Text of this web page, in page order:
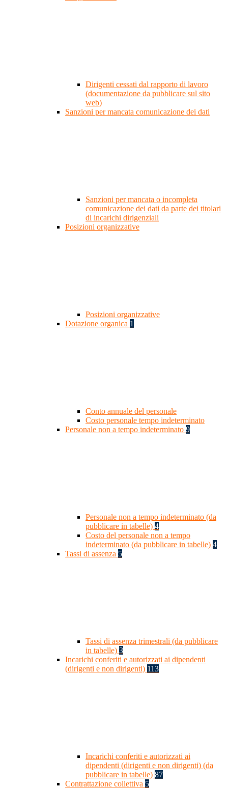
Dirigenti cessati dal rapporto di lavoro
(documentazione da pubblicare sul sito
web)
Sanzioni per mancata comunicazione dei dati
Sanzioni per mancata o incompleta
comunicazione dei dati da parte dei titolari
di incarichi dirigenziali
Posizioni organizzative
Posizioni organizzative
Dotazione organica 1
Conto annuale del personale
Costo personale tempo indeterminato
Personale non a tempo indeterminato 9
Personale non a tempo indeterminato (da
pubblicare in tabelle) 4
Costo del personale non a tempo
indeterminato (da pubblicare in tabelle) 4
Tassi di assenza 5
Tassi di assenza trimestrali (da pubblicare
in tabelle) 3
Incarichi conferiti e autorizzati ai dipendenti
(dirigenti e non dirigenti) 113
Incarichi conferiti e autorizzati ai
dipendenti (dirigenti e non dirigenti) (da
pubblicare in tabelle) 87
Contrattazione collettiva 5